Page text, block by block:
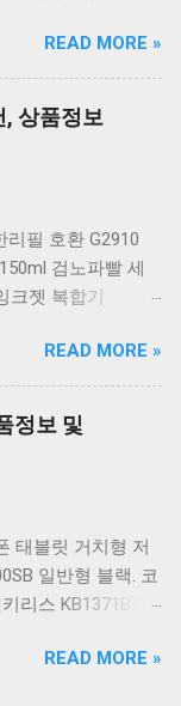
레트로 기계식 게이
트로 베이지. 체리
게이밍 텐키리스 기
음적축 블랙. 체리
교체축 사이드
이비 CK01NV적축
BOARD 3.1 RGB
갈축 그레이 화이트
보드 구매를 고려
지 마세요. 다양
기계식키보드 같은
을 수 밖에 없습
펙 과 가격 을 꼼
READ MORE »
, 상품정보
리필 호환 G2910
검노파빨 세
크젯 복합기
품 무한복합기 컬
터 상세정보참조.
드 카트리지
G3910
크 1개 GI990
정품무한 복합기
크4색 추가증정. 캐
G2900 G4900
READ MORE »
정보 및
태블릿 거치형 저
일반형 블랙. 코
리스 KB1371BT
키리스 스모키 블
READ MORE »